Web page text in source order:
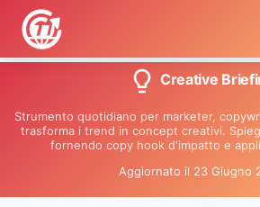
🏠
Creative
Strumento quotidiano per marketer,
trasforma i trend in concept creativi.
fornendo copy hook d'impatto e
Aggiornato il 23 Giugno